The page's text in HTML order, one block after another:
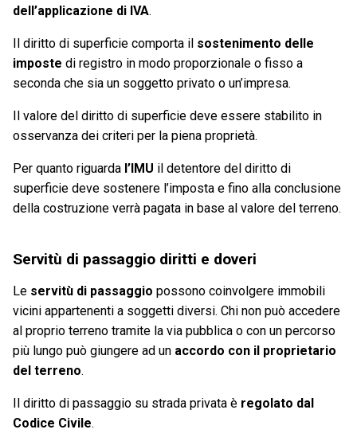
dell’applicazione di IVA.
Il diritto di superficie comporta il sostenimento delle
imposte di registro in modo proporzionale o fisso a
seconda che sia un soggetto privato o un’impresa.
Il valore del diritto di superficie deve essere stabilito in
osservanza dei criteri per la piena proprietà.
Per quanto riguarda l’IMU il detentore del diritto di
superficie deve sostenere l’imposta e fino alla conclusione
della costruzione verrà pagata in base al valore del terreno.
Servitù di passaggio diritti e doveri
Le servitù di passaggio possono coinvolgere immobili
vicini appartenenti a soggetti diversi. Chi non può accedere
al proprio terreno tramite la via pubblica o con un percorso
più lungo può giungere ad un accordo con il proprietario
del terreno.
Il diritto di passaggio su strada privata è regolato dal
Codice Civile.